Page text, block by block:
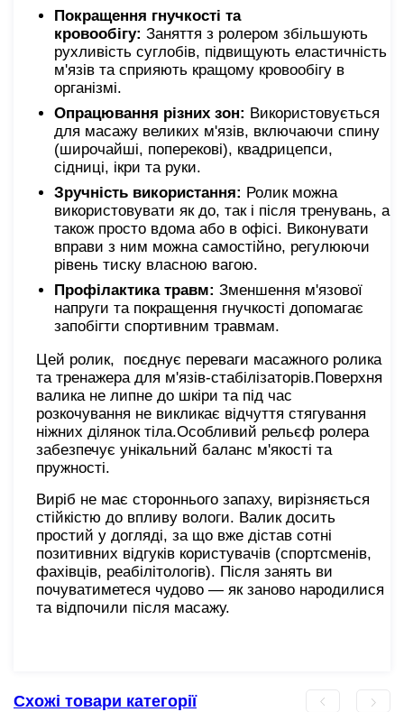
Покращення гнучкості та
кровообігу: Заняття з ролером збільшують
рухливість суглобів, підвищують еластичність
м'язів та сприяють кращому кровообігу в
організмі.
Опрацювання різних зон: Використовується
для масажу великих м'язів, включаючи спину
(широчайші, поперекові), квадрицепси,
сідниці, ікри та руки.
Зручність використання: Ролик можна
використовувати як до, так і після тренувань, а
також просто вдома або в офісі. Виконувати
вправи з ним можна самостійно, регулюючи
рівень тиску власною вагою.
Профілактика травм: Зменшення м'язової
напруги та покращення гнучкості допомагає
запобігти спортивним травмам.
Цей ролик, поєднує переваги масажного ролика
та тренажера для м'язів-стабілізаторів.Поверхня
валика не липне до шкіри та під час
розкочування не викликає відчуття стягування
ніжних ділянок тіла.Особливий рельєф ролера
забезпечує унікальний баланс м'якості та
пружності.
Виріб не має стороннього запаху, вирізняється
стійкістю до впливу вологи. Валик досить
простий у догляді, за що вже дістав сотні
позитивних відгуків користувачів (спортсменів,
фахівців, реабілітологів). Після занять ви
почуватиметеся чудово — як заново народилися
та відпочили після масажу.
Схожі товари категорії